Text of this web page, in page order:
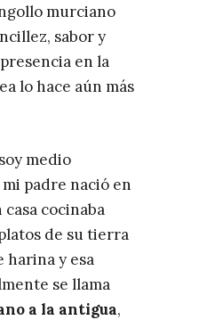
murciano
sabor y
en la
lo hace aún más
medio
padre nació en
cocinaba
de su tierra
harina y esa
se llama
a la antigua,